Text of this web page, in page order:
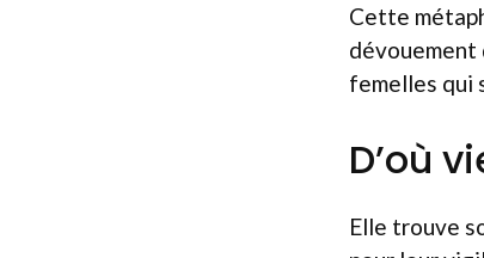
Cette
dévouement
femelles qui
D’où
Elle trouve